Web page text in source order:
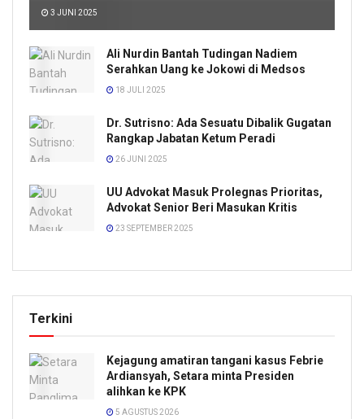
3 JUNI 2025
Ali Nurdin Bantah Tudingan Nadiem
Serahkan Uang ke Jokowi di Medsos
18 JULI 2025
Dr. Sutrisno: Ada Sesuatu Dibalik Gugatan
Rangkap Jabatan Ketum Peradi
26 JUNI 2025
UU Advokat Masuk Prolegnas Prioritas,
Advokat Senior Beri Masukan Kritis
23 SEPTEMBER 2025
Terkini
Kejagung amatiran tangani kasus Febrie
Ardiansyah, Setara minta Presiden
alihkan ke KPK
5 AGUSTUS 2026